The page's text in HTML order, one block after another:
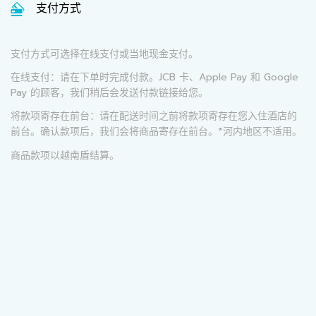
支付方式
支付方式可选择在线支付或当地现金支付。
在线支付：请在下单时完成付款。JCB 卡、Apple Pay 和 Google
Pay 的顾客，我们稍后会发送付款链接给您。
将款项寄存在前台：请在配送时间之前将款项寄存在您入住酒店的
前台。确认款项后，我们会将商品寄存在前台。*河内地区不适用。
商品款项以越南盾结算。